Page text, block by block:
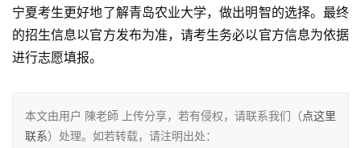
宁夏考生更好地了解青岛农业大学，做出明智的选择。最终
的招生信息以官方发布为准，请考生务必以官方信息为依据
进行志愿填报。
本文由用户 陳老師 上传分享，若有侵权，请联系我们（点这里
联系）处理。如若转载，请注明出处：